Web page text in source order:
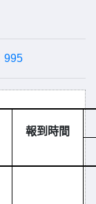
995
報到時間